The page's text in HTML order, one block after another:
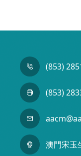
(853)
(853)
澳門宋玉